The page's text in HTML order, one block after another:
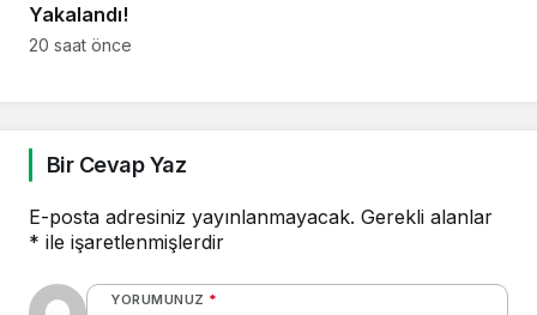
Yakalandı!
20 saat önce
Bir Cevap Yaz
E-posta adresiniz yayınlanmayacak. Gerekli alanlar
* ile işaretlenmişlerdir
YORUMUNUZ *